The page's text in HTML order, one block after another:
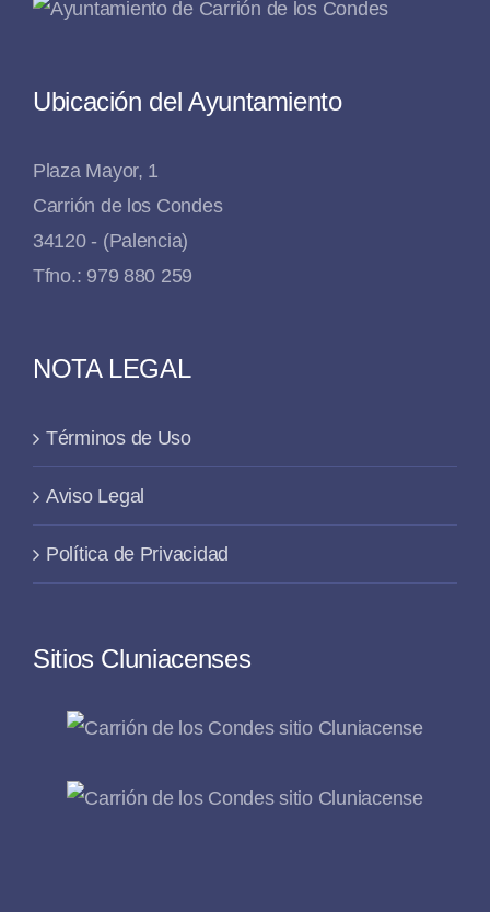
Ubicación del Ayuntamiento
Plaza Mayor, 1
Carrión de los Condes
34120 - (Palencia)
Tfno.: 979 880 259
NOTA LEGAL
Términos de Uso
Aviso Legal
Política de Privacidad
Sitios Cluniacenses